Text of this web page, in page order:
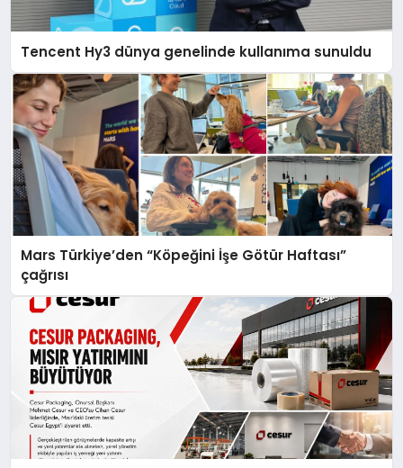
Tencent Hy3 dünya genelinde kullanıma sunuldu
Mars Türkiye’den “Köpeğini İşe Götür Haftası”
çağrısı